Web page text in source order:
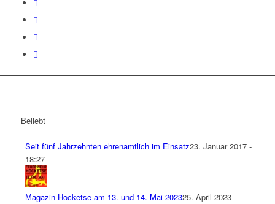
Beliebt
Seit fünf Jahrzehnten ehrenamtlich im Einsatz23. Januar 2017 -
18:27
Magazin-Hocketse am 13. und 14. Mai 202325. April 2023 -